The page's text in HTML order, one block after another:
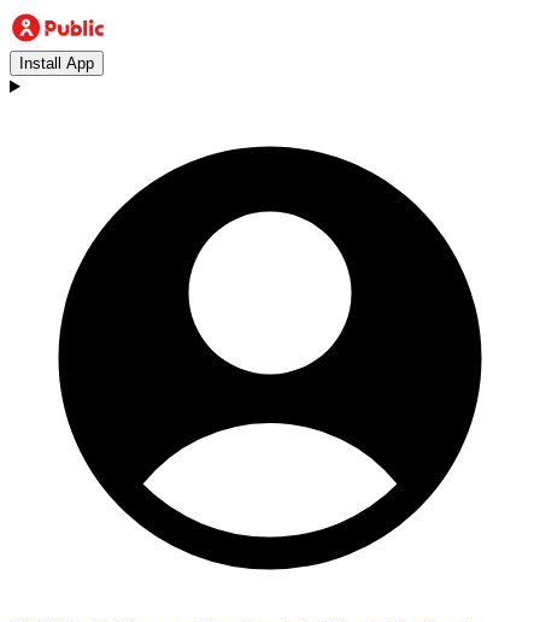
Install App